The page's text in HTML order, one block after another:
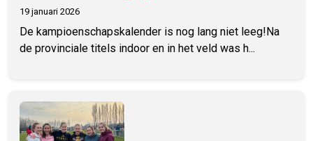
19 januari 2026
De kampioenschapskalender is nog lang niet leeg!Na
de provinciale titels indoor en in het veld was h...